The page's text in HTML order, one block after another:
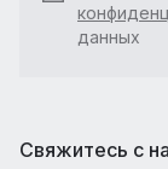
данных
Свяжитесь с